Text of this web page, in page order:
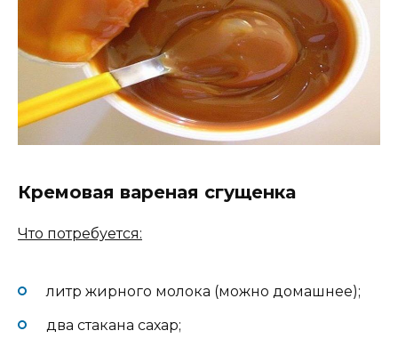
Кремовая вареная сгущенка
Что потребуется:
литр жирного молока (можно домашнее);
два стакана сахар;